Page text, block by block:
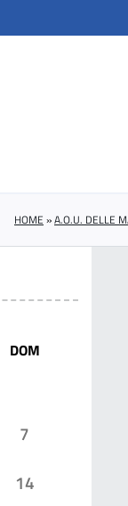
HOME »A.O.U. DELLE
DOM
7
14